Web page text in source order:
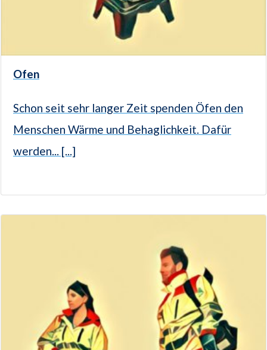
Ofen
Schon seit sehr langer Zeit spenden Öfen den
Menschen Wärme und Behaglichkeit. Dafür
werden... [...]